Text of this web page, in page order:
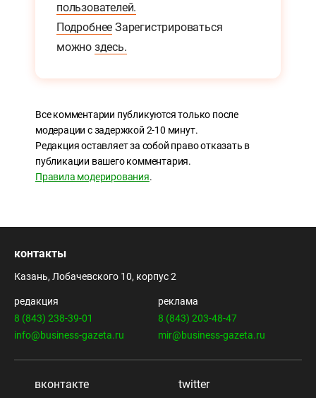
пользователей.
Подробнее Зарегистрироваться
можно здесь.
Все комментарии публикуются только после
модерации с задержкой 2-10 минут.
Редакция оставляет за собой право отказать в
публикации вашего комментария.
Правила модерирования.
контакты
Казань, Лобачевского 10, корпус 2
редакция
8 (843) 238-39-01
info@business-gazeta.ru
реклама
8 (843) 203-48-47
mir@business-gazeta.ru
вконтакте twitter